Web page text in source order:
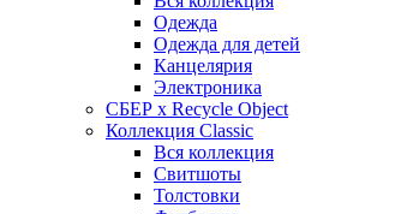
Одежда
Одежда для детей
Канцелярия
Электроника
СБЕР x Recycle Object
Коллекция Classic
Вся коллекция
Свитшоты
Толстовки